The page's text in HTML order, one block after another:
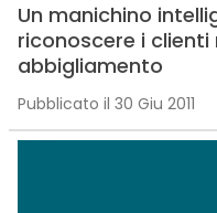
Un manichino
riconoscere i clienti
abbigliamento
Pubblicato il 30 Giu 2011